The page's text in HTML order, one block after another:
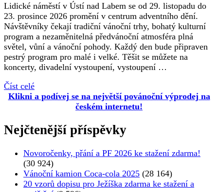
Lidické náměstí v Ústí nad Labem se od 29. listopadu do
23. prosince 2026 promění v centrum adventního dění.
Návštěvníky čekají tradiční vánoční trhy, bohatý kulturní
program a nezaměnitelná předvánoční atmosféra plná
světel, vůní a vánoční pohody. Každý den bude připraven
pestrý program pro malé i velké. Těšit se můžete na
koncerty, divadelní vystoupení, vystoupení …
Číst celé
Klikni a podívej se na největší povánoční výprodej na
českém internetu!
Nejčtenější příspěvky
Novoročenky, přání a PF 2026 ke stažení zdarma!
(30 924)
Vánoční kamion Coca-cola 2025 (28 164)
20 vzorů dopisu pro Ježíška zdarma ke stažení a